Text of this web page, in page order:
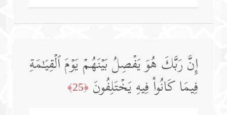
إِنَّ رَبَّكَ هُوَ یَفۡصِلُ بَیۡنَهُمۡ یَوۡمَ ٱلۡقِیَـٰمَةِ
فِیمَا كَانُوا۟ فِیهِ یَخۡتَلِفُونَ ﴿25﴾